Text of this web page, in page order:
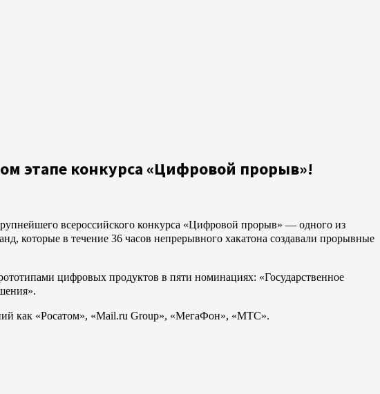
этапе конкурса «Цифровой прорыв»!
всероссийского конкурса «Цифровой прорыв» — одного из
которые в течение 36 часов непрерывного хакатона создавали прорывные
цифровых продуктов в пяти номинациях: «Государственное
как «Росатом», «Mail.ru Group», «МегаФон», «МТС».